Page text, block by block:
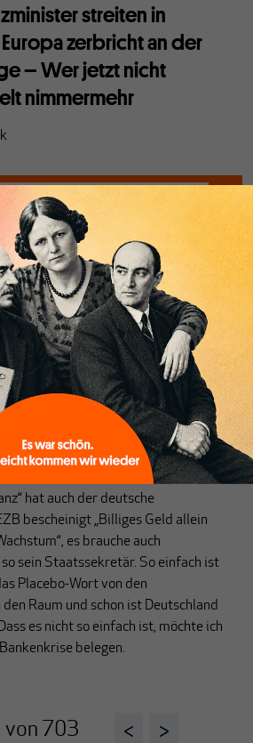
streiten in
zerbricht an der
– Wer jetzt nicht
nimmermehr
oder
der europäischen
hat auch der deutsche
bescheinigt „Billiges Geld allein
es brauche auch
sein Staatssekretär. So einfach ist
Placebo-Wort von den
Raum und schon ist Deutschland
es nicht so einfach ist, möchte ich
belegen.
von 703 < >